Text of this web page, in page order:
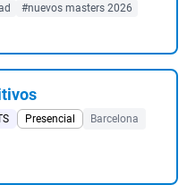
#nuevos masters 2026
Presencial
Barcelona